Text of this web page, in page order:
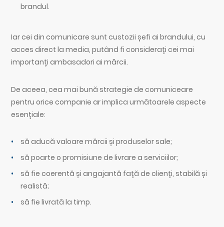
brandul.
Iar cei din comunicare sunt custozii șefi ai brandului, cu
acces direct la media, putând fi considerați cei mai
importanți ambasadori ai mărcii.
De aceea, cea mai bună strategie de comuniceare
pentru orice companie ar implica următoarele aspecte
esențiale:
să aducă valoare mărcii și produselor sale;
să poarte o promisiune de livrare a serviciilor;
să fie coerentă și angajantă față de clienți, stabilă și
realistă;
să fie livrată la timp.